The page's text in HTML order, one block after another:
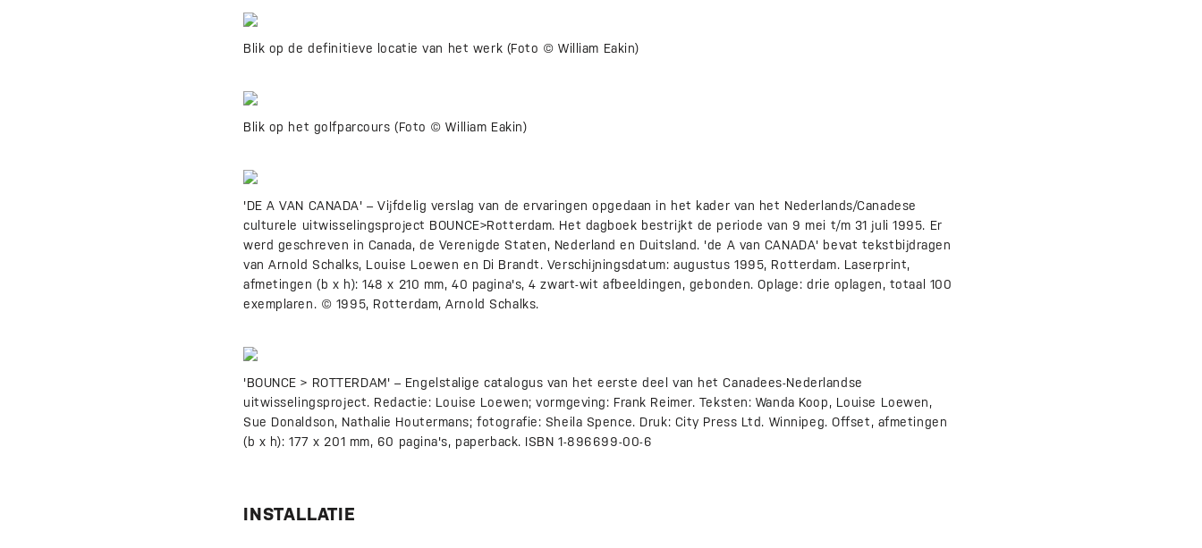
Blik op de definitieve locatie van het werk (Foto © William Eakin)
Blik op het golfparcours (Foto © William Eakin)
'DE A VAN CANADA' – Vijfdelig verslag van de ervaringen opgedaan in het kader van het Nederlands/Canadese
culturele uitwisselingsproject BOUNCE>Rotterdam. Het dagboek bestrijkt de periode van 9 mei t/m 31 juli 1995. Er
werd geschreven in Canada, de Verenigde Staten, Nederland en Duitsland. 'de A van CANADA' bevat tekstbijdragen
van Arnold Schalks, Louise Loewen en Di Brandt. Verschijningsdatum: augustus 1995, Rotterdam. Laserprint,
afmetingen (b x h): 148 x 210 mm, 40 pagina's, 4 zwart-wit afbeeldingen, gebonden. Oplage: drie oplagen, totaal 100
exemplaren. © 1995, Rotterdam, Arnold Schalks.
'BOUNCE > ROTTERDAM' – Engelstalige catalogus van het eerste deel van het Canadees-Nederlandse
uitwisselingsproject. Redactie: Louise Loewen; vormgeving: Frank Reimer. Teksten: Wanda Koop, Louise Loewen,
Sue Donaldson, Nathalie Houtermans; fotografie: Sheila Spence. Druk: City Press Ltd. Winnipeg. Offset, afmetingen
(b x h): 177 x 201 mm, 60 pagina's, paperback. ISBN 1-896699-00-6
INSTALLATIE